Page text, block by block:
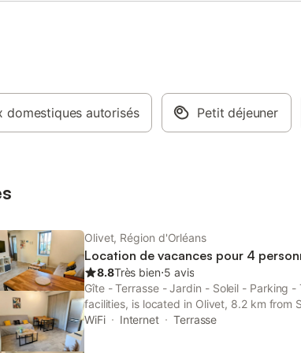
domestiques autorisés Petit déjeuner
Olivet, Région d'Orléans
Location de vacances pour 4
8.8Très bien⋅5 avis
Gîte - Terrasse - Jardin - Soleil - Parking
facilities, is located in Olivet, 8.2 km from
Gare d'Orléans, as well as 10 km from
WiFi Internet Terrasse